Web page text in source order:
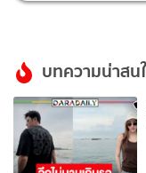
บทความน่าสน